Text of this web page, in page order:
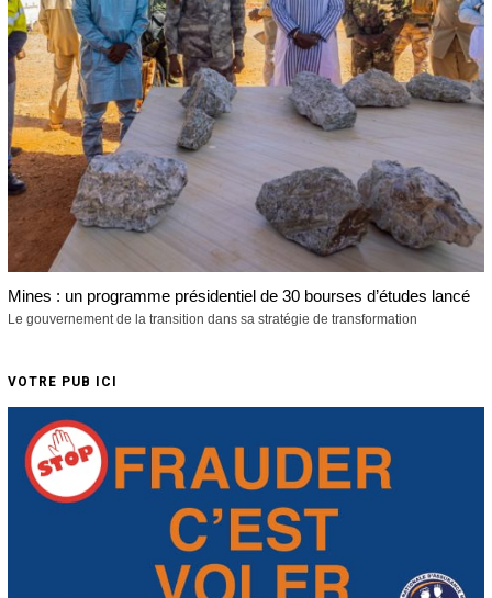
Mines : un programme présidentiel de 30 bourses d’études lancé
Le gouvernement de la transition dans sa stratégie de transformation
VOTRE PUB ICI